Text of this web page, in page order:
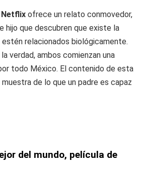
Netflix ofrece un relato conmovedor,
hijo que descubren que existe la
relacionados biológicamente.
verdad, ambos comienzan una
todo México. El contenido de esta
muestra de lo que un padre es capaz
del mundo, película de